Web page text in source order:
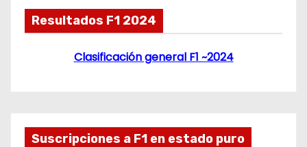
Resultados F1 2024
Clasificación general F1 ~2024
Suscripciones a F1 en estado puro